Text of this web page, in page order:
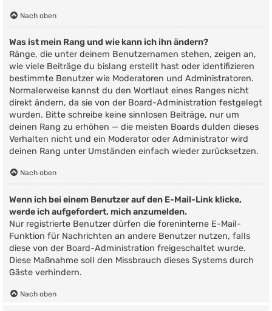
Nach oben
Was ist mein Rang und wie kann ich ihn ändern?
Ränge, die unter deinem Benutzernamen stehen, zeigen an,
wie viele Beiträge du bislang erstellt hast oder identifizieren
bestimmte Benutzer wie Moderatoren und Administratoren.
Normalerweise kannst du den Wortlaut eines Ranges nicht
direkt ändern, da sie von der Board-Administration festgelegt
wurden. Bitte schreibe keine sinnlosen Beiträge, nur um
deinen Rang zu erhöhen — die meisten Boards dulden dieses
Verhalten nicht und ein Moderator oder Administrator wird
deinen Rang unter Umständen einfach wieder zurücksetzen.
Nach oben
Wenn ich bei einem Benutzer auf den E-Mail-Link klicke,
werde ich aufgefordert, mich anzumelden.
Nur registrierte Benutzer dürfen die foreninterne E-Mail-
Funktion für Nachrichten an andere Benutzer nutzen, falls
diese von der Board-Administration freigeschaltet wurde.
Diese Maßnahme soll den Missbrauch dieses Systems durch
Gäste verhindern.
Nach oben